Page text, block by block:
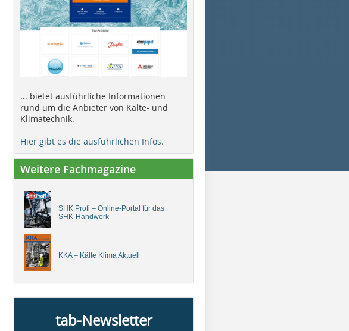
... bietet ausführliche Informationen
rund um die Anbieter von Kälte- und
Klimatechnik.
Hier gibt es die ausführlichen Infos.
Weitere Fachmagazine
SHK Profi – Online-Portal für das
SHK-Handwerk
KKA – Kälte Klima Aktuell
tab-Newsletter